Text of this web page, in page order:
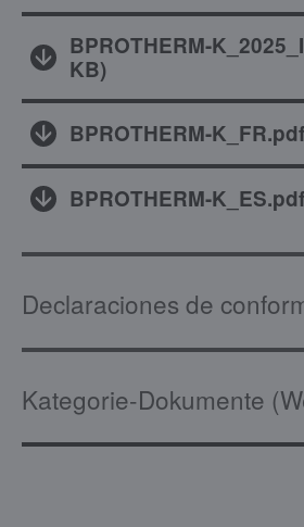
BPROTHERM-
KB)
BPROTHERM-K_FR.pdf
BPROTHERM-K_ES.pdf
Declaraciones de
Kategorie-Dokumente